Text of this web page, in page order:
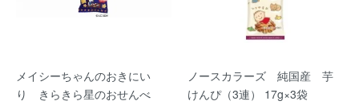
メイシーちゃんのおきにい
り きらきら星のおせんべ
ノースカラーズ 純国産 芋
けんぴ（3連） 17g×3袋